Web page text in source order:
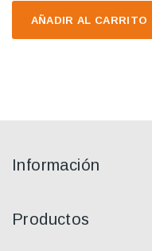
AÑADIR AL CARRITO
Información
Productos